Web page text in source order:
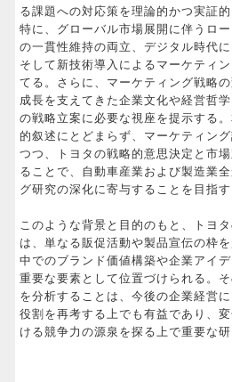
る課題への対応策を理論的かつ実証
特に、グローバル市場展開に伴うロ
の一貫性維持の両立、デジタル時代
そして新技術導入によるマーケティ
てる。さらに、マーケティング戦略
成長を支えてきた企業文化や経営哲
の戦略立案に必要な視座を提示する
的叙述にとどまらず、マーケティン
つつ、トヨタの戦略的意思決定と市
ることで、自動車産業および製造業
グ研究の深化に寄与することを目指す
このような背景と目的のもと、トヨ
は、単なる販促活動や製品宣伝の枠
中でのブランド価値構築や企業アイ
重要な要素として位置づけられる。
を分析することは、今後の企業経営
役割を再考する上でも有益であり、
ける競争力の源泉を探る上で重要な研